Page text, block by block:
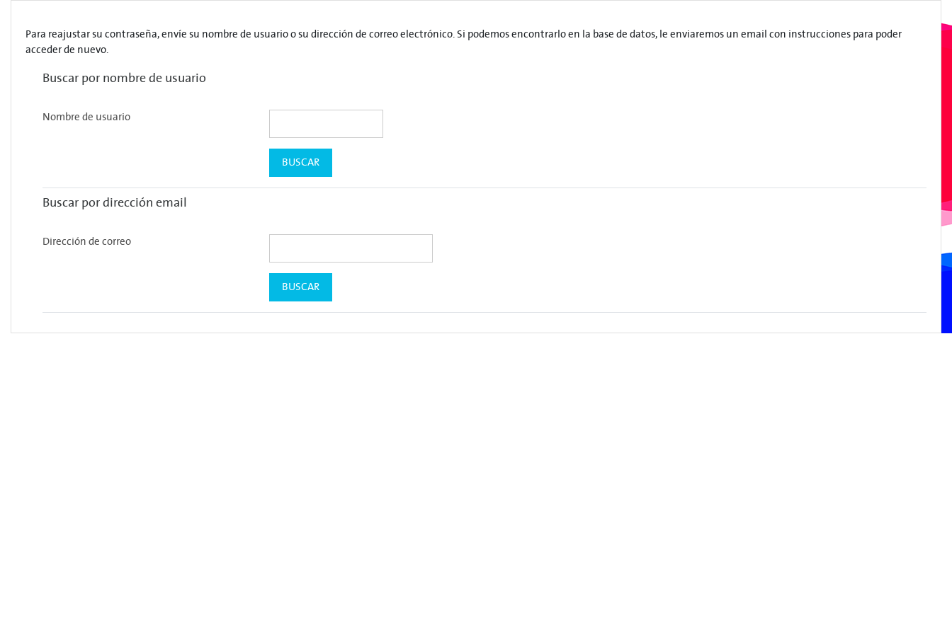
Para reajustar su contraseña, envíe su nombre de usuario o su dirección de correo electrónico. Si podemos encontrarlo en la base de datos, le enviaremos un email con instrucciones para poder
acceder de nuevo.
Buscar por nombre de usuario
Nombre de usuario
Buscar por dirección email
Dirección de correo